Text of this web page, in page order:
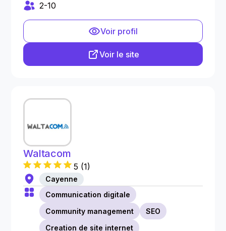
2-10
Voir profil
Voir le site
Waltacom
5 (1)
Cayenne
Communication digitale
Community management
SEO
Creation de site internet